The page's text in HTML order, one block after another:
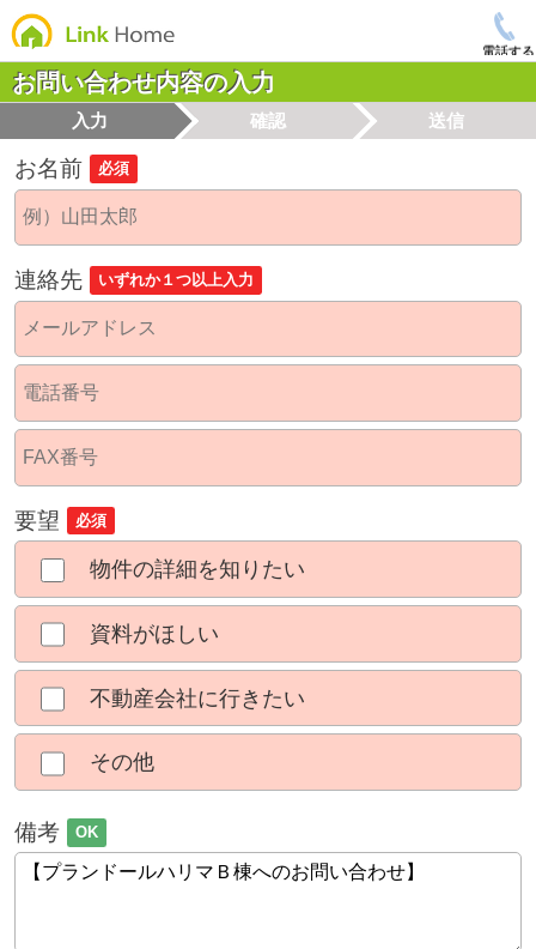
電話する
お問い合わせ内容の入力
入力 確認 送信
お名前 必須
連絡先 いずれか１つ以上入力
要望 必須
物件の詳細を知りたい
資料がほしい
不動産会社に行きたい
その他
備考 OK